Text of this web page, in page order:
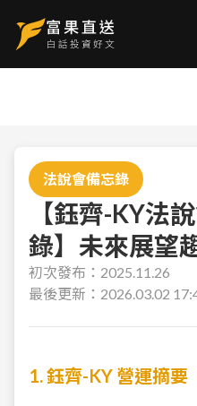
法說會備忘錄
【鈺齊-KY法
錄】未來展望
初次發布： 2025.11.26
最後更新： 2026.03.02
1. 鈺齊-KY 營運摘要